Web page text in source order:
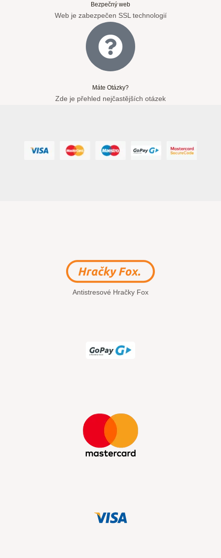
Bezpečný web
Web je zabezpečen SSL technologií
Máte Otázky?
Zde je přehled nejčastějších otázek
Antistresové Hračky Fox